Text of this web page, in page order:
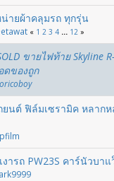
ายผ้าคลุมรถ ทุกรุ่น
« 1 2 3 4 ... 12 »
ขายไฟท้าย Skyline
ของถูก
นต์ ฟิล์มเซรามิค หลาก
งารถ PW23S คาร์นัวบา